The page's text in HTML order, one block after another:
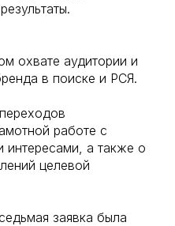
охвате аудитории и
в поиске и РСЯ.
работе с
а также о
целевой
заявка была